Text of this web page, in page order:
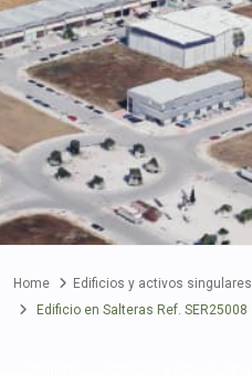
Home Edificios y activos singulares
Edificio en Salteras Ref. SER25008